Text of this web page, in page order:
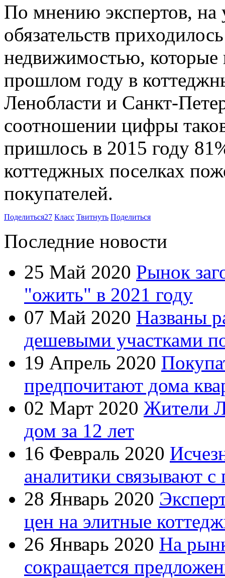
По мнению экспертов, на
обязательств
недвижимостью, которые
прошлом году в
Ленобласти и Санкт-
соотношении цифры
пришлось в 2015 году
коттеджных поселках
покупателей.
Поделиться27 Класс Твитнуть Поделиться
Последние новости
25 Май 2020 Рынок
"ожить" в 2021 году
07 Май 2020 Названы
дешевыми участками
19 Апрель 2020
предпочитают дома
02 Март 2020 Жители
дом за 12 лет
16 Февраль 2020
аналитики связывают с
28 Январь 2020
цен на элитные
26 Январь 2020 На
сокращается